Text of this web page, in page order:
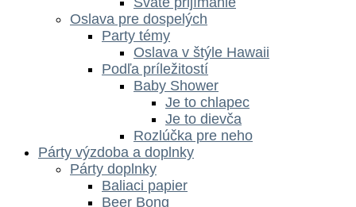
Oslava pre dospelých
Party témy
Oslava v štýle Hawaii
Podľa príležitostí
Baby Shower
Je to chlapec
Je to dievča
Rozlúčka pre neho
Párty výzdoba a doplnky
Párty doplnky
Baliaci papier
Beer Bong